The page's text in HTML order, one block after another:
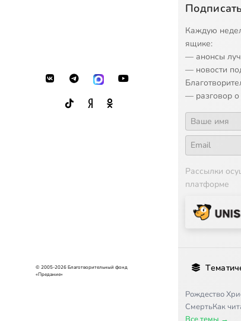
© 2005-2026 Благотворительный фонд
«Предание»
Каждую
ящике:
— анонсы
— новости
— разговор
Рассылки
платформе
Рождество
СмертьКак